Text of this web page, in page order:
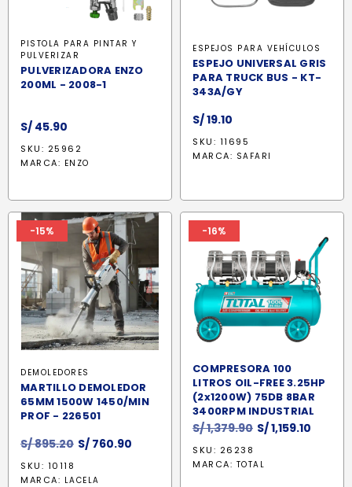
PISTOLA PARA PINTAR Y
PULVERIZAR
PULVERIZADORA ENZO
200ML - 2008-1
S/ 45.90
SKU: 25962
MARCA: ENZO
ESPEJOS PARA VEHÍCULOS
ESPEJO UNIVERSAL GRIS
PARA TRUCK BUS - KT-
343A/GY
S/19.10
SKU: 11695
MARCA: SAFARI
-15%
DEMOLEDORES
MARTILLO DEMOLEDOR
65MM 1500W 1450/MIN
PROF - 226501
S/895.20 El
original
S/ 760.90
SKU: 10118
MARCA: LACELA
-16%
COMPRESORA 100
LITROS OIL-FREE 3.25HP
(2x1200W) 75DB 8BAR
3400RPM INDUSTRIAL
S/1,379.90 El
original
S/1,159.10
SKU: 26238
MARCA: TOTAL